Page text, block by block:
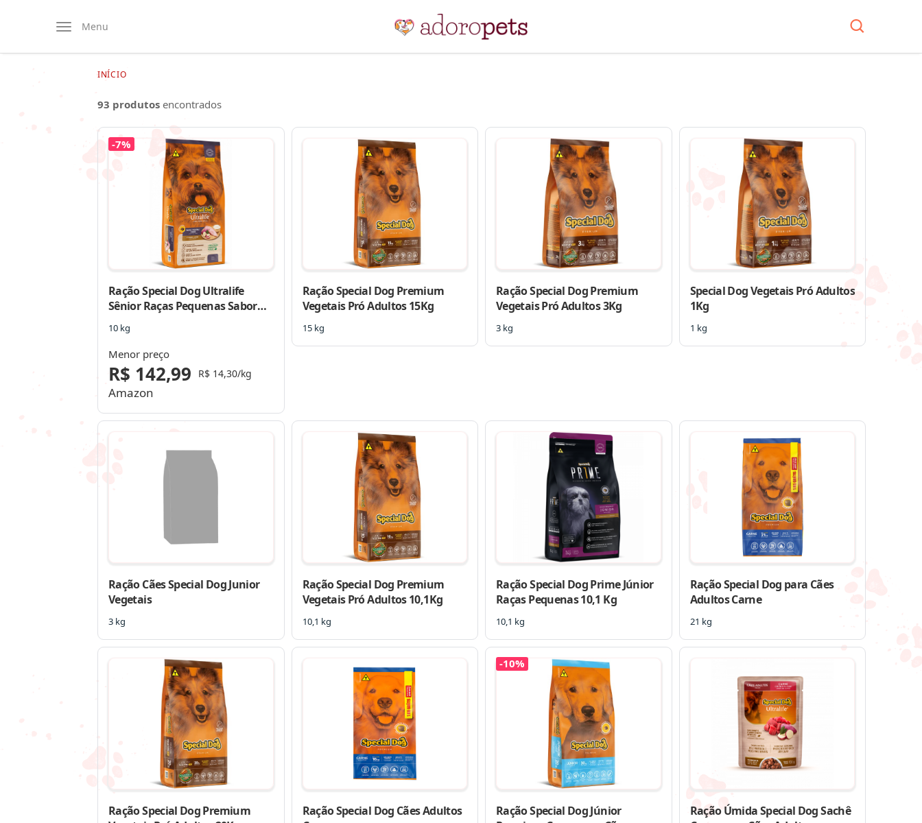
Menu
INÍCIO
93 produtos encontrados
Ração Special Dog Ultralife
Sênior Raças Pequenas Sabor
Frango e Arroz 10 Kg
10 kg
Menor preço
R$ 142,99 R$ 14,30/kg
-7%
Amazon
Ração Special Dog Premium
Vegetais Pró Adultos 15Kg
15 kg
Ração Special Dog Premium
Vegetais Pró Adultos 3Kg
3 kg
Special Dog Vegetais Pró Adultos
1Kg
1 kg
Ração Cães Special Dog Junior
Vegetais
3 kg
Ração Special Dog Premium
Vegetais Pró Adultos 10,1Kg
10,1 kg
Ração Special Dog Prime Júnior
Raças Pequenas 10,1 Kg
10,1 kg
Ração Special Dog para Cães
Adultos Carne
21 kg
Ração Special Dog Premium
Ração Special Dog Cães Adultos
Ração Special Dog Júnior
-10%
Ração Úmida Special Dog Sachê